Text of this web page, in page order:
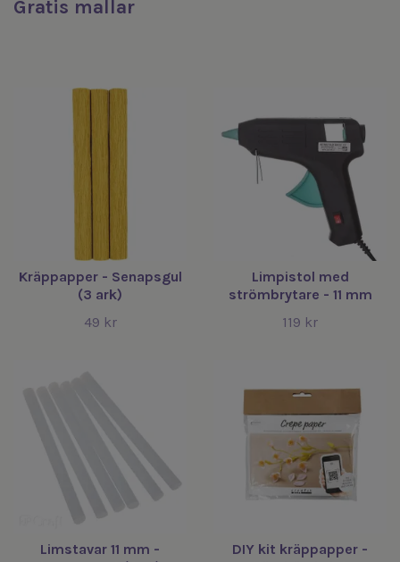
Gratis mallar
Kräppapper - Senapsgul
(3 ark)
49 kr
Limpistol med
strömbrytare - 11 mm
119 kr
Limstavar 11 mm -
DIY kit kräppapper -